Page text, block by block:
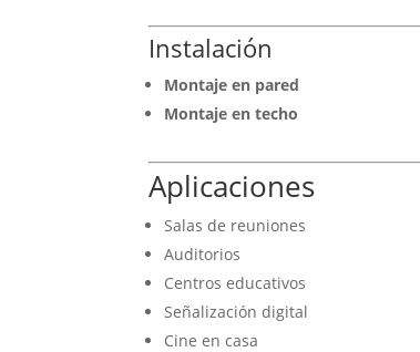
Instalación
Montaje en pared
Montaje en techo
Aplicaciones
Salas de reuniones
Auditorios
Centros educativos
Señalización digital
Cine en casa